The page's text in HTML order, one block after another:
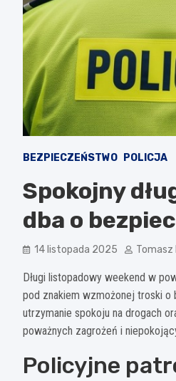
BEZPIECZEŃSTWO POLICJA
Spokojny
dba o
14 listopada 2025 Tomasz
Długi listopadowy weekend w
pod znakiem wzmożonej troski o
utrzymanie spokoju na drogach
poważnych zagrożeń i
Policyjne